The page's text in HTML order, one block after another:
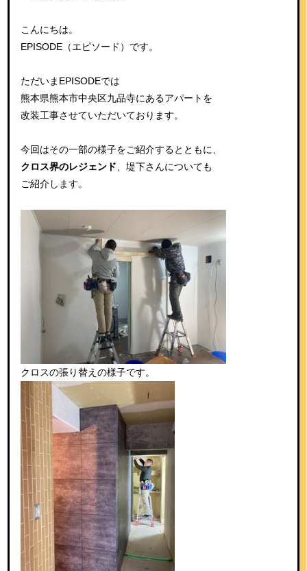
こんにちは。
EPISODE（エピソード）です。
ただいまEPISODEでは
熊本県熊本市中央区九品寺にあるアパートを
改装工事させていただいております。
今回はその一部の様子をご紹介するとともに、
クロス界のレジェンド、堤下さんについても
ご紹介します。
クロスの張り替えの様子です。